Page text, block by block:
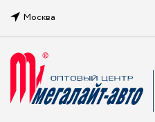
Москва